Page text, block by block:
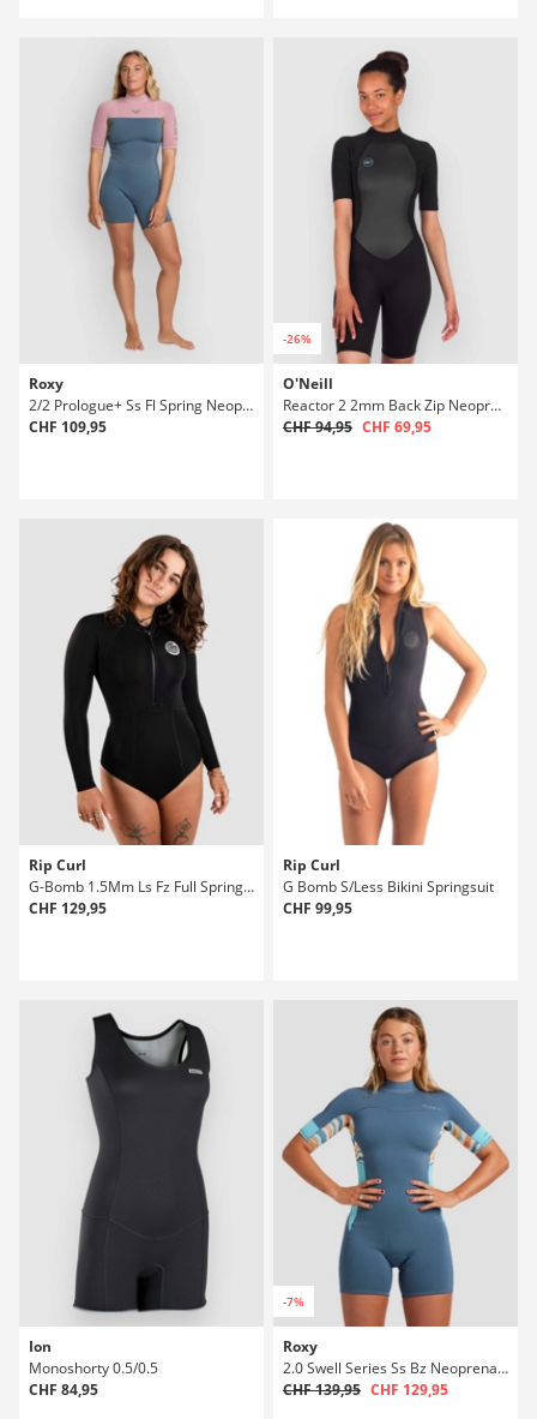
Roxy
2/2 Prologue+ Ss Fl Spring Neoprenanzug
CHF 109,95
-26%
O'Neill
Reactor 2 2mm Back Zip Neoprenanzug
CHF 94,95 CHF 69,95
Rip Curl
G-Bomb 1.5Mm Ls Fz Full Spring Neoprenanzug
CHF 129,95
Rip Curl
G Bomb S/Less Bikini Springsuit
CHF 99,95
Ion
Monoshorty 0.5/0.5
CHF 84,95
-7%
Roxy
2.0 Swell Series Ss Bz Neoprenanzug
CHF 139,95 CHF 129,95